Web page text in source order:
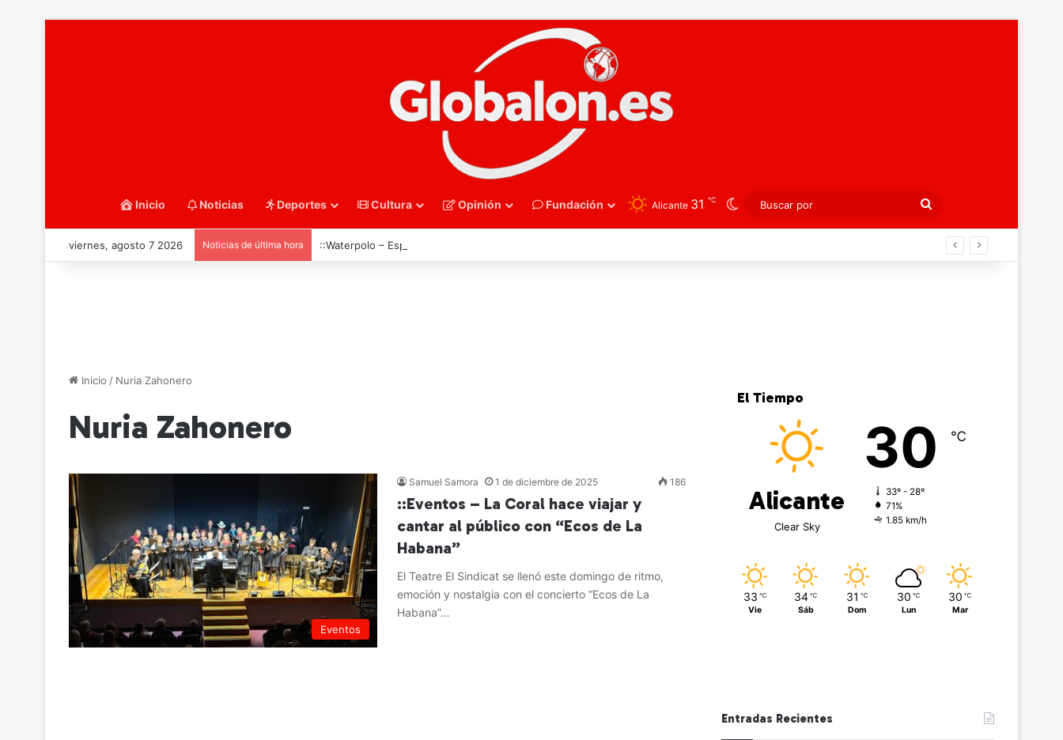
Inicio Noticias Deportes Cultura Opinión Fundación Alicante 31 ℃ Switch skin
por
viernes, agosto 7 2026 Noticias de última hora ::Waterpolo – España arrolla a Países Bajos y peleará por el título europeo júnior en Oeiras
Inicio / Nuria Zahonero
Nuria Zahonero
Eventos
Samuel Samora 1 de diciembre de 2025 186
::Eventos – La Coral hace viajar y
cantar al público con “Ecos de La
Habana”
El Teatre El Sindicat se llenó este domingo de ritmo,
emoción y nostalgia con el concierto “Ecos de La
Habana”…
El Tiempo
Alicante
Clear Sky
30 ℃
33º - 28º
71%
1.85 km/h
33 ℃
Vie
34 ℃
Sáb
31 ℃
Dom
30 ℃
Lun
30 ℃
Mar
Entradas Recientes